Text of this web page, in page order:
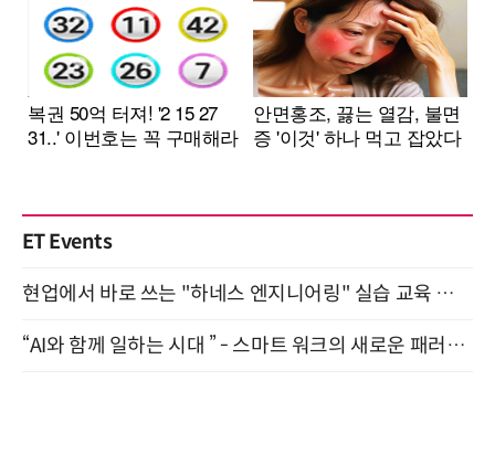
ET Events
현업에서 바로 쓰는 "하네스 엔지니어링" 실습 교육 워크숍 8월 20일 개최
“AI와 함께 일하는 시대 ” - 스마트 워크의 새로운 패러다임 (9/11)